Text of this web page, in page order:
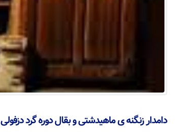
دامدار زنگنه ی ماهیدشتی و بقال دوره گرد دزفولی